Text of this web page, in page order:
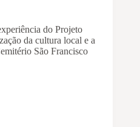
do Projeto
da cultura local e a
São Francisco